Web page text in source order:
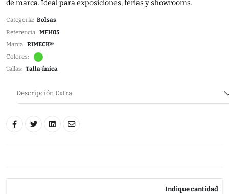
de marca. Ideal para exposiciones, ferias y showrooms.
Categoria: Bolsas
Referencia: MFH05
Marca: RIMECK®
Colores:
Tallas: Talla única
Descripción Extra
Indique cantidad